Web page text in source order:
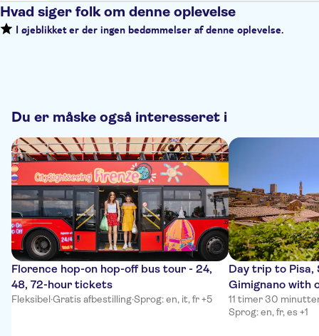
Hvad siger folk om denne oplevelse
I øjeblikket er der ingen bedømmelser af denne oplevelse.
Du er måske også interesseret i
Florence hop-on hop-off bus tour - 24,
48, 72-hour tickets
Fleksibel·Gratis afbestilling·Sprog: en, it, fr +5
Day trip to Pisa,
Gimignano with
11 timer 30
Sprog: en, fr, es +1